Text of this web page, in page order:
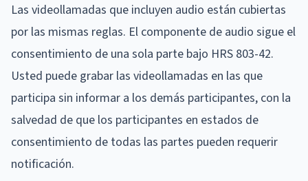
Las videollamadas que incluyen audio están cubiertas
por las mismas reglas. El componente de audio sigue el
consentimiento de una sola parte bajo HRS 803-42.
Usted puede grabar las videollamadas en las que
participa sin informar a los demás participantes, con la
salvedad de que los participantes en estados de
consentimiento de todas las partes pueden requerir
notificación.